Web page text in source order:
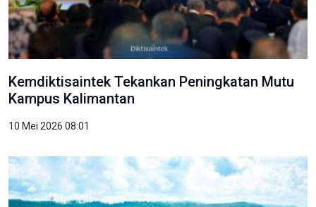
Kemdiktisaintek Tekankan Peningkatan Mutu
Kampus Kalimantan
10 Mei 2026 08:01